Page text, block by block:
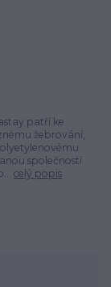
patří ke
žebrování,
společností
celý popis